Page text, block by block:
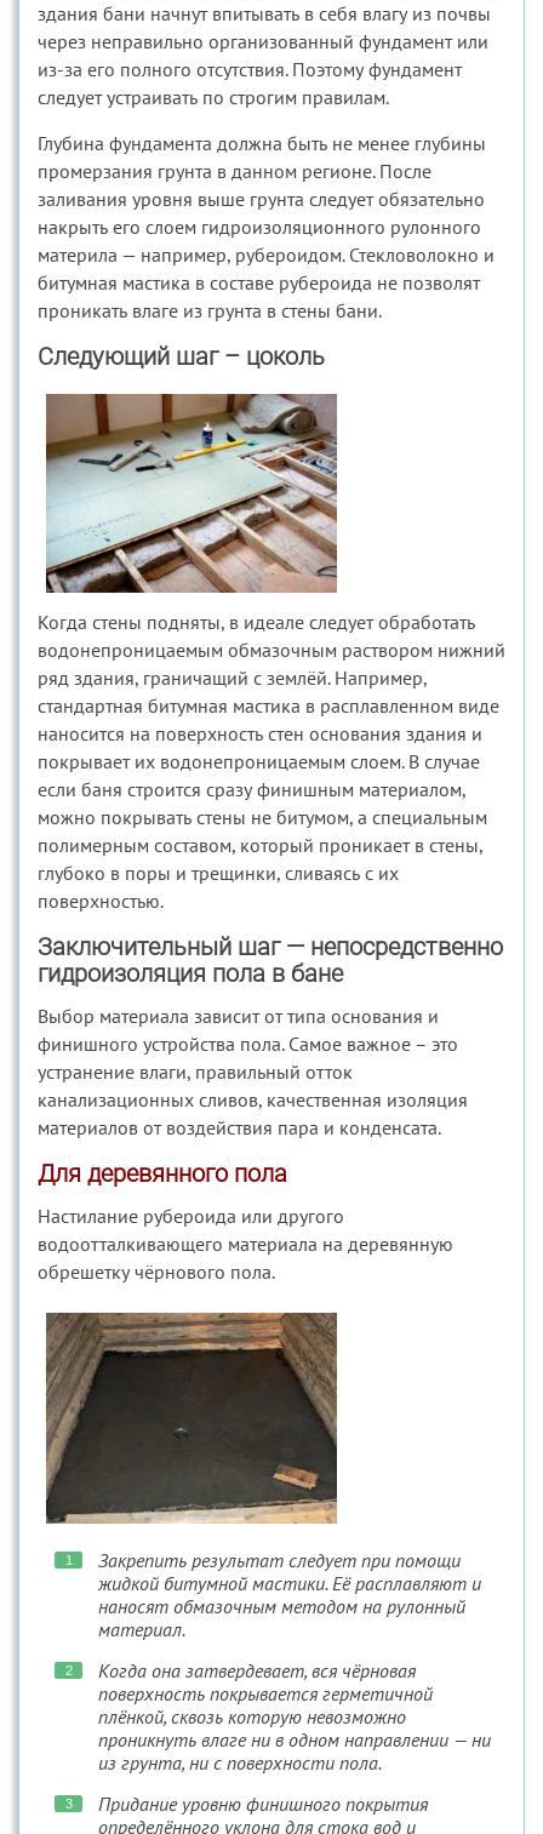
здания бани начнут впитывать в себя влагу из почвы
через неправильно организованный фундамент или
из-за его полного отсутствия. Поэтому фундамент
следует устраивать по строгим правилам.
Глубина фундамента должна быть не менее глубины
промерзания грунта в данном регионе. После
заливания уровня выше грунта следует обязательно
накрыть его слоем гидроизоляционного рулонного
материла — например, рубероидом. Стекловолокно и
битумная мастика в составе рубероида не позволят
проникать влаге из грунта в стены бани.
Следующий шаг – цоколь
Когда стены подняты, в идеале следует обработать
водонепроницаемым обмазочным раствором нижний
ряд здания, граничащий с землёй. Например,
стандартная битумная мастика в расплавленном виде
наносится на поверхность стен основания здания и
покрывает их водонепроницаемым слоем. В случае
если баня строится сразу финишным материалом,
можно покрывать стены не битумом, а специальным
полимерным составом, который проникает в стены,
глубоко в поры и трещинки, сливаясь с их
поверхностью.
Заключительный шаг — непосредственно
гидроизоляция пола в бане
Выбор материала зависит от типа основания и
финишного устройства пола. Самое важное – это
устранение влаги, правильный отток
канализационных сливов, качественная изоляция
материалов от воздействия пара и конденсата.
Для деревянного пола
Настилание рубероида или другого
водоотталкивающего материала на деревянную
обрешетку чёрнового пола.
Закрепить результат следует при помощи
жидкой битумной мастики. Её расплавляют и
наносят обмазочным методом на рулонный
материал.
Когда она затвердевает, вся чёрновая
поверхность покрывается герметичной
плёнкой, сквозь которую невозможно
проникнуть влаге ни в одном направлении — ни
из грунта, ни с поверхности пола.
Придание уровню финишного покрытия
определённого уклона для стока вод и